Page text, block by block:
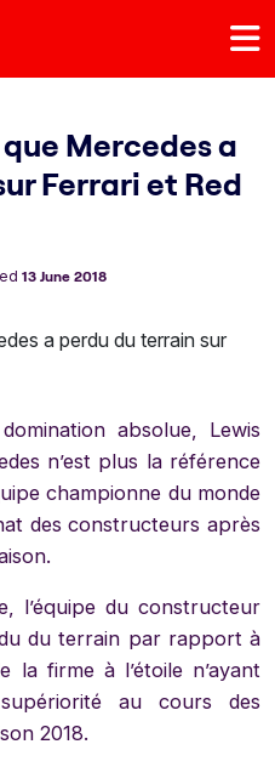
Mercedes a
Ferrari et Red
13 June 2018
absolue, Lewis
n’est plus la référence
championne du monde
des constructeurs après
l’équipe du constructeur
du terrain par rapport à
la firme à l’étoile n’ayant
au cours des
2018.